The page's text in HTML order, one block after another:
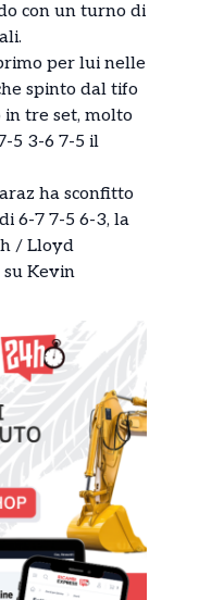
con un turno di
per lui nelle
spinto dal tifo
tre set, molto
5 3-6 7-5 il
ha sconfitto
6-7 7-5 6-3, la
/ Lloyd
Kevin